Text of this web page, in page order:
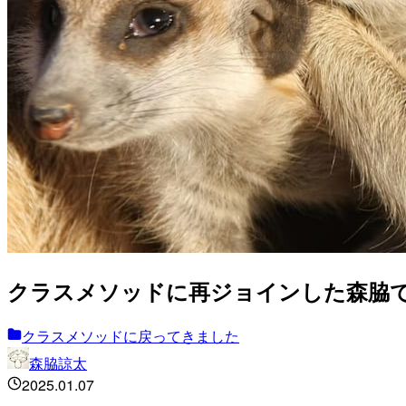
クラスメソッドに再ジョインした森脇
クラスメソッドに戻ってきました
森脇諒太
2025.01.07